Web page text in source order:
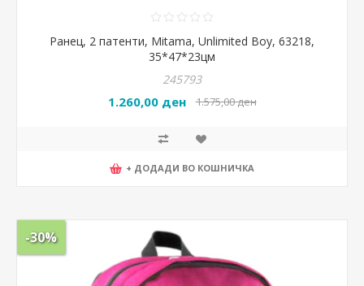
Ранец, 2 патенти, Mitama, Unlimited Boy, 63218,
35*47*23цм
245793
1.260,00 ден 1.575,00 ден
+ ДОДАДИ ВО КОШНИЧКА
-30%